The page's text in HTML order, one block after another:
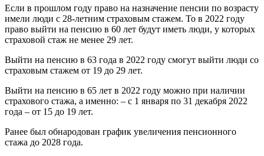
Если в прошлом году право на назначение пенсии по возрасту
имели люди с 28-летним страховым стажем. То в 2022 году
право выйти на пенсию в 60 лет будут иметь люди, у которых
страховой стаж не менее 29 лет.
Выйти на пенсию в 63 года в 2022 году смогут выйти люди со
страховым стажем от 19 до 29 лет.
Выйти на пенсию в 65 лет в 2022 году можно при наличии
страхового стажа, а именно: – с 1 января по 31 декабря 2022
года – от 15 до 19 лет.
Ранее был обнародован график увеличения пенсионного
стажа до 2028 года.